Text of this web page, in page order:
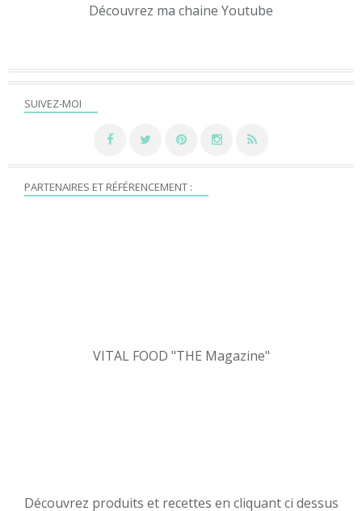
SUIVEZ-MOI
Découvrez ma chaine Youtube
PARTENAIRES ET RÉFÉRENCEMENT :
VITAL FOOD "THE Magazine"
Découvrez produits et recettes en cliquant ci dessus